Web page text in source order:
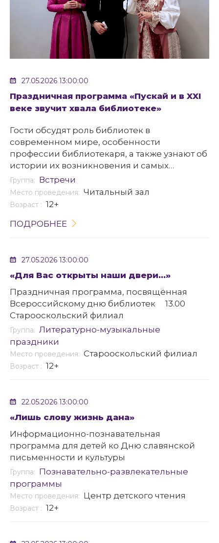
27.05.2026 13:00:00
Праздничная программа «Пускай и в XXI
веке звучит хвала библиотеке»
Гости обсудят роль библиотек в
современном мире, особенности
профессии библиотекаря, а также узнают об
истории их возникновения и самых
известных библиотеках древности.
Группа: Встречи
Место проведения: Читальный зал
Возраст : 12+
ПОДРОБНЕЕ
27.05.2026 13:00:00
«Для Вас открыты наши двери…»
Праздничная программа, посвящённая
Всероссийскому дню библиотек 13.00
Старооскольский филиал
Группа: Литературно-музыкальные
праздники
Место проведения: Старооскольский филиал
Возраст : 12+
22.05.2026 13:00:00
«Лишь слову жизнь дана»
Информационно-познавательная
программа для детей ко Дню славянской
письменности и культуры
Группа: Познавательно-развлекательные
программы
Место проведения: Центр детского чтения
Возраст : 12+